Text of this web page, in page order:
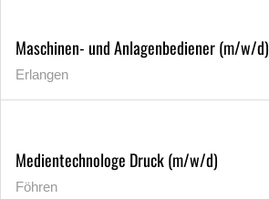
Maschinen- und Anlagenbediener (m/w/d)
Erlangen
Medientechnologe Druck (m/w/d)
Föhren